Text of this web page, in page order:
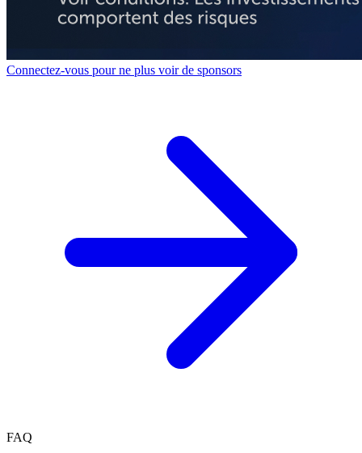
Connectez-vous pour ne plus voir de sponsors
FAQ